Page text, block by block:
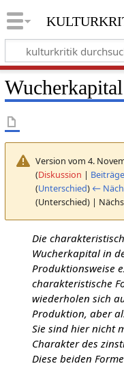
Wucherkapital
Version vom 4.
(Diskussion | Beiträge
(Unterschied) ←
(Unterschied) |
Die
Wucherkapital in
Produktionsweise
charakteristische
wiederholen sich
Produktion, aber
Sie sind hier nicht
Charakter des
Diese beiden